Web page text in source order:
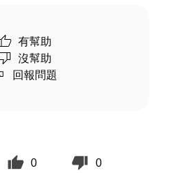
有幫助
沒幫助
回報問題
0 0